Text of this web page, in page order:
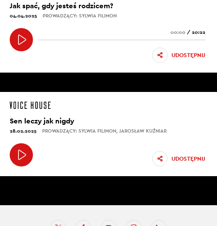
Jak spać, gdy jesteś rodzicem?
04.04.2025 PROWADZĄCY: SYLWIA FILIMON
00:00 / 20:22
UDOSTĘPNIJ
Sen leczy jak nigdy
28.02.2025 PROWADZĄCY: SYLWIA FILIMON, JAROSŁAW KUŹNIAR
UDOSTĘPNIJ